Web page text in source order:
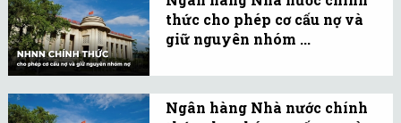
trong bối cảnh công nghệ
tiến bộ tạo ra những thay
thức cho phép cơ cấu nợ và
giữ nguyên nhóm ...
ngân hàng cơ cấu lại thời
Ngân hàng Nhà nước chính